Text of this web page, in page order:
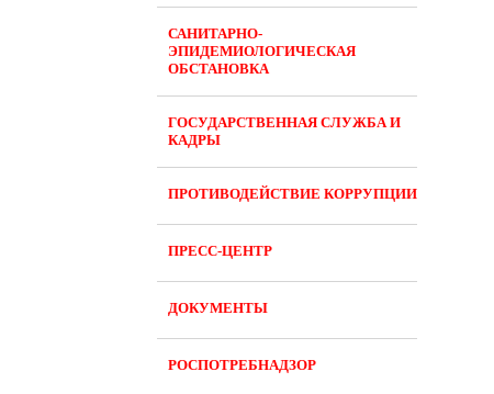
САНИТАРНО-
ЭПИДЕМИОЛОГИЧЕСКАЯ
ОБСТАНОВКА
ГОСУДАРСТВЕННАЯ СЛУЖБА И
КАДРЫ
ПРОТИВОДЕЙСТВИЕ КОРРУПЦИИ
ПРЕСС-ЦЕНТР
ДОКУМЕНТЫ
РОСПОТРЕБНАДЗОР